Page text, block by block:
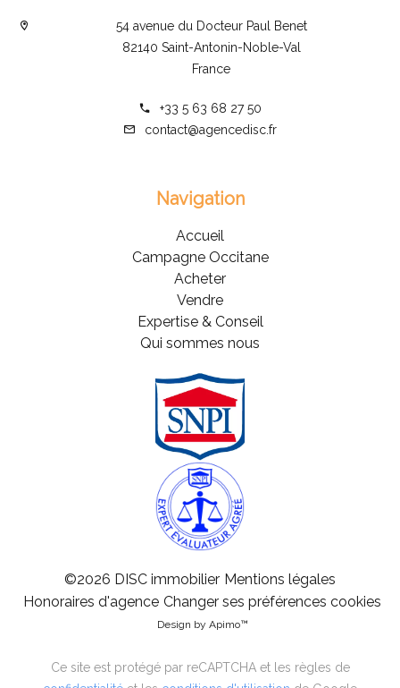
54 avenue du Docteur Paul Benet
82140 Saint-Antonin-Noble-Val
France
+33 5 63 68 27 50
contact@agencedisc.fr
Navigation
Accueil
Campagne Occitane
Acheter
Vendre
Expertise & Conseil
Qui sommes nous
©2026 DISC immobilier Mentions légales
Honoraires d'agence Changer ses préférences cookies
Design by Apimo™
Ce site est protégé par reCAPTCHA et les règles de